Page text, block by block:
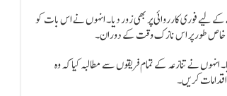
کے لیے فوری کارروائی پر بھی زور دیا۔ انہوں نے اس بات کو
خاص طور پر اس نازک وقت کے دوران۔
نے تنازعہ کے تمام فریقوں سے مطالبہ کیا کہ وہ
کریں۔